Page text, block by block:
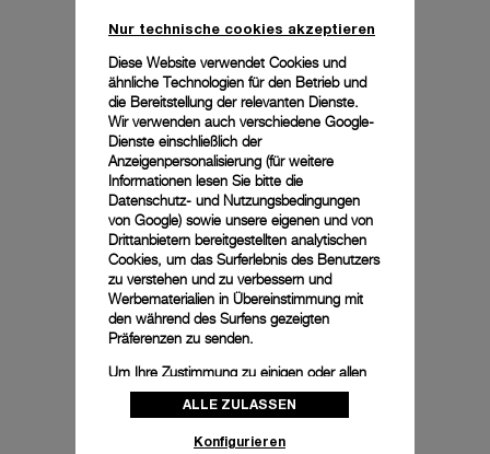
getreue Nachbildung des beliebten „nicht
übereinstimmenden“ Effekts. Dieser
entstand einst zufällig durch eine chemische
Reaktion zwischen Tritium und Lack,
wodurch bei frühen Kreationen die Ziffern
orangebraun und die Zeiger grünlich
wurden – eine Anomalie, die bei den
nachfolgenden Modellen zwar korrigiert
wurde, diesen wenigen Zeitmessern jedoch
einen besonderen Seltenheitswert
bescherte.
Nur technische cookies akzeptieren
Diese Website verwendet Cookies und
ähnliche Technologien für den Betrieb und
die Bereitstellung der relevanten Dienste.
Wir verwenden auch verschiedene Google-
Dienste einschließlich der
Anzeigenpersonalisierung (für weitere
Informationen lesen Sie bitte die
Datenschutz- und Nutzungsbedingungen
von Google) sowie unsere eigenen und von
Drittanbietern bereitgestellten analytischen
Cookies, um das Surferlebnis des Benutzers
zu verstehen und zu verbessern und
Werbematerialien in Übereinstimmung mit
den während des Surfens gezeigten
Präferenzen zu senden.
Um Ihre Zustimmung zu einigen oder allen
Cookies zu ändern oder zu widerrufen,
klicken Sie auf „Konfigurieren“, oder lesen
ALLE ZULASSEN
Konfigurieren